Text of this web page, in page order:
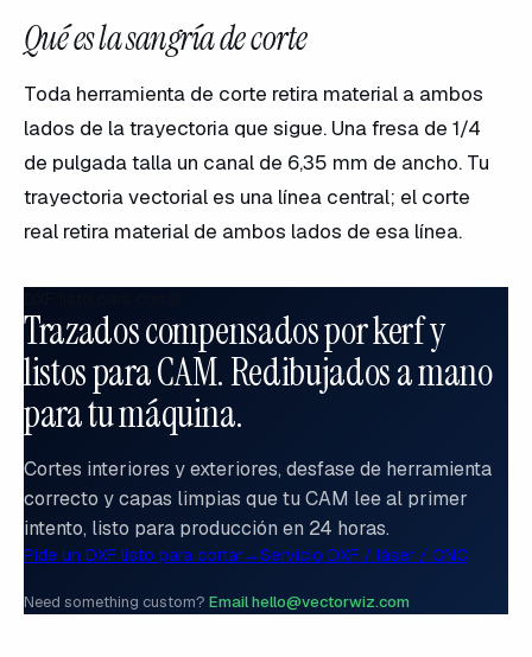
Qué es la sangría de corte
Toda herramienta de corte retira material a ambos
lados de la trayectoria que sigue. Una fresa de 1/4
de pulgada talla un canal de 6,35 mm de ancho. Tu
trayectoria vectorial es una línea central; el corte
real retira material de ambos lados de esa línea.
Trazados compensados por kerf y
listos para CAM. Redibujados a mano
para tu máquina.
Cortes interiores y exteriores, desfase de herramienta
correcto y capas limpias que tu CAM lee al primer
intento, listo para producción en 24 horas.
Pide un DXF listo para cortar→Servicio DXF / láser / CNC
Need something custom? Email hello@vectorwiz.com